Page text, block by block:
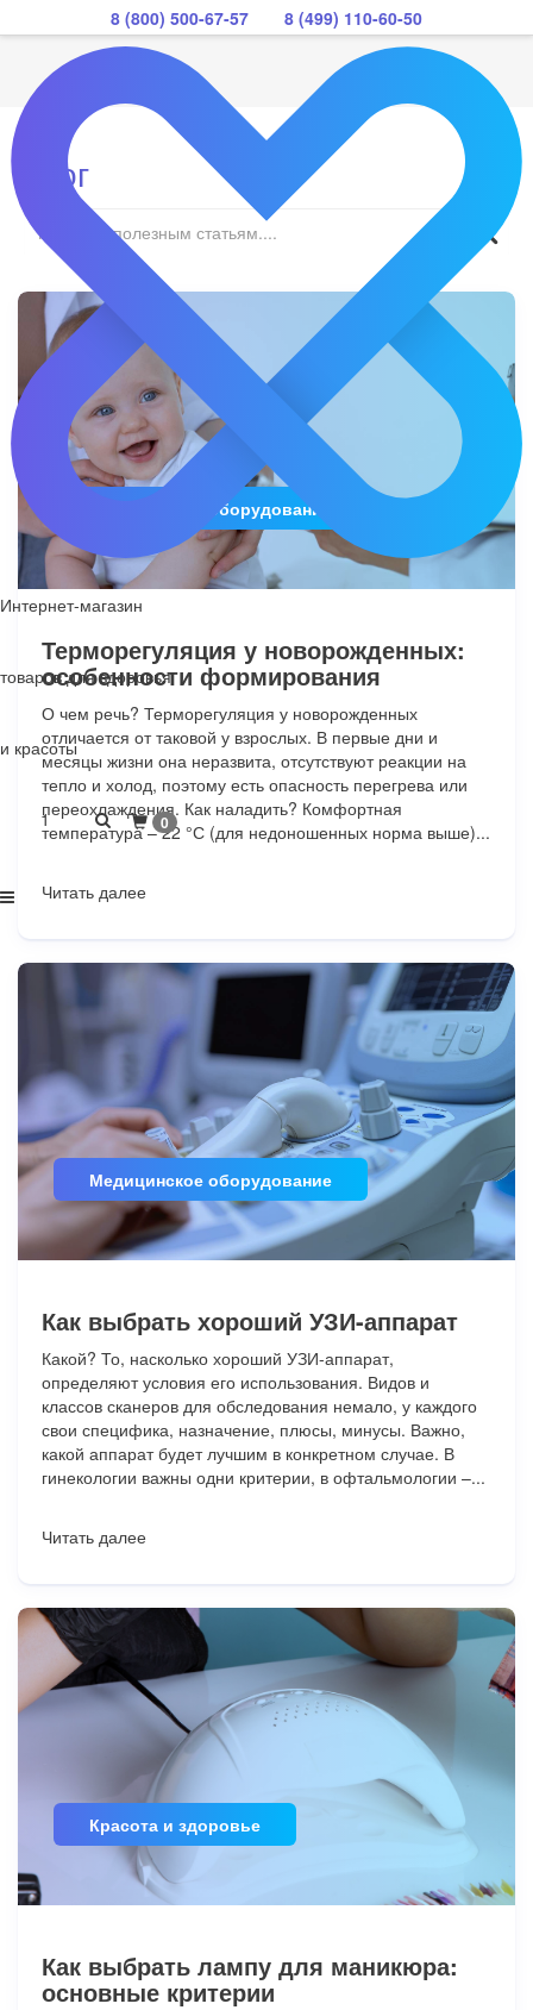
8 (800) 500-67-57 8 (499) 110-60-50
Интернет-магазин
товаров для здоровья
и красоты
1 0
Блог
Медицинское оборудование
Терморегуляция у новорожденных:
особенности формирования
О чем речь? Терморегуляция у новорожденных
отличается от таковой у взрослых. В первые дни и
месяцы жизни она неразвита, отсутствуют реакции на
тепло и холод, поэтому есть опасность перегрева или
переохлаждения. Как наладить? Комфортная
температура – 22 °С (для недоношенных норма выше)...
Читать далее
Медицинское оборудование
Как выбрать хороший УЗИ-аппарат
Какой? То, насколько хороший УЗИ-аппарат,
определяют условия его использования. Видов и
классов сканеров для обследования немало, у каждого
свои специфика, назначение, плюсы, минусы. Важно,
какой аппарат будет лучшим в конкретном случае. В
гинекологии важны одни критерии, в офтальмологии –...
Читать далее
Красота и здоровье
Как выбрать лампу для маникюра:
основные критерии